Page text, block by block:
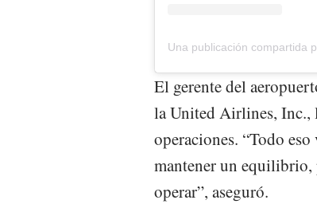
El gerente del
la United Airlines, Inc.,
operaciones. “Todo
mantener un equilibrio,
operar”, aseguró.